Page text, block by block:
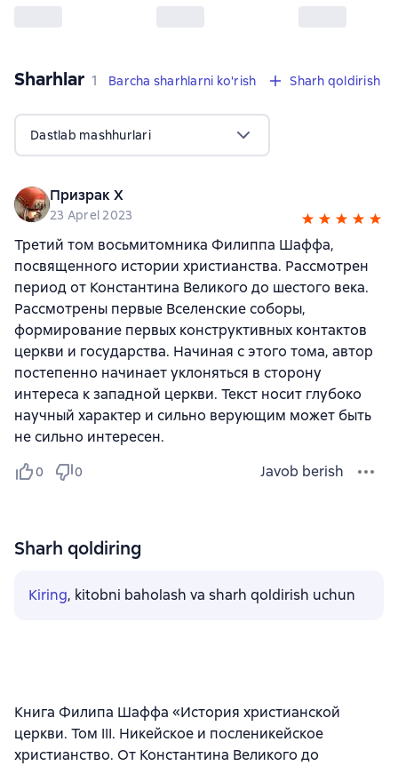
Sharhlar 1 sharh
1 Barcha sharhlarni ko'rish Sharh qoldirish
Dastlab mashhurlari
Призрак Х
23 Aprel 2023
Третий том восьмитомника Филиппа Шаффа,
посвященного истории христианства. Рассмотрен
период от Константина Великого до шестого века.
Рассмотрены первые Вселенские соборы,
формирование первых конструктивных контактов
церкви и государства. Начиная с этого тома, автор
постепенно начинает уклоняться в сторону
интереса к западной церкви. Текст носит глубоко
научный характер и сильно верующим может быть
не сильно интересен.
0 0 Javob berish
Sharh qoldiring
Kiring, kitobni baholash va sharh qoldirish uchun
Книга Филипа Шаффа «История христианской
церкви. Том III. Никейское и посленикейское
христианство. От Константина Великого до